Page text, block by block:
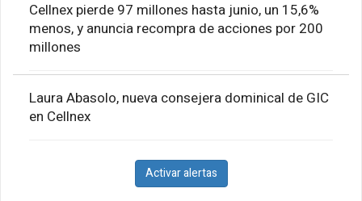
Cellnex pierde 97 millones hasta junio, un 15,6%
menos, y anuncia recompra de acciones por 200
millones
Laura Abasolo, nueva consejera dominical de GIC
en Cellnex
Activar alertas